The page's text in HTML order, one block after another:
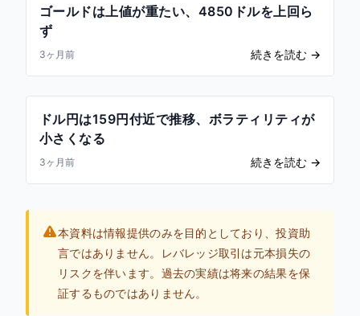
ゴールドは上値が重たい、4850ドルを上回ら
ず
3ヶ月前 続きを読む →
ドル円は159円付近で推移、ボラティリティが
小さくなる
3ヶ月前 続きを読む →
本資料は情報提供のみを目的としており、投資助
言ではありません。レバレッジ取引は元本損失の
リスクを伴います。過去の実績は将来の結果を保
証するものではありません。